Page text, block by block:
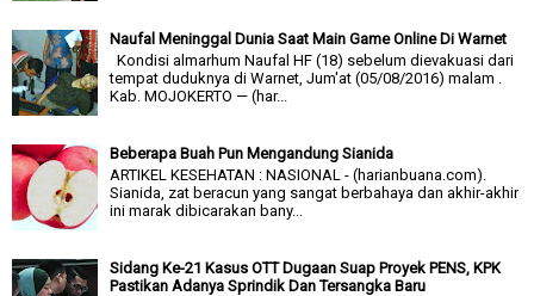
Naufal Meninggal Dunia Saat Main Game Online Di Warnet
Kondisi almarhum Naufal HF (18) sebelum dievakuasi dari
tempat duduknya di Warnet, Jum'at (05/08/2016) malam .
Kab. MOJOKERTO — (har...
Beberapa Buah Pun Mengandung Sianida
ARTIKEL KESEHATAN : NASIONAL - (harianbuana.com).
Sianida, zat beracun yang sangat berbahaya dan akhir-akhir
ini marak dibicarakan bany...
Sidang Ke-21 Kasus OTT Dugaan Suap Proyek PENS, KPK
Pastikan Adanya Sprindik Dan Tersangka Baru